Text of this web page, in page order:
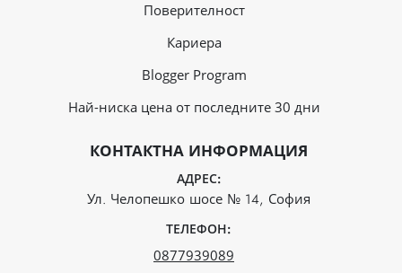
Поверителност
Кариера
Blogger Program
Най-ниска цена от последните 30 дни
КОНТАКТНА ИНФОРМАЦИЯ
АДРЕС:
Ул. Челопешко шосе № 14, София
ТЕЛЕФОН:
0877939089